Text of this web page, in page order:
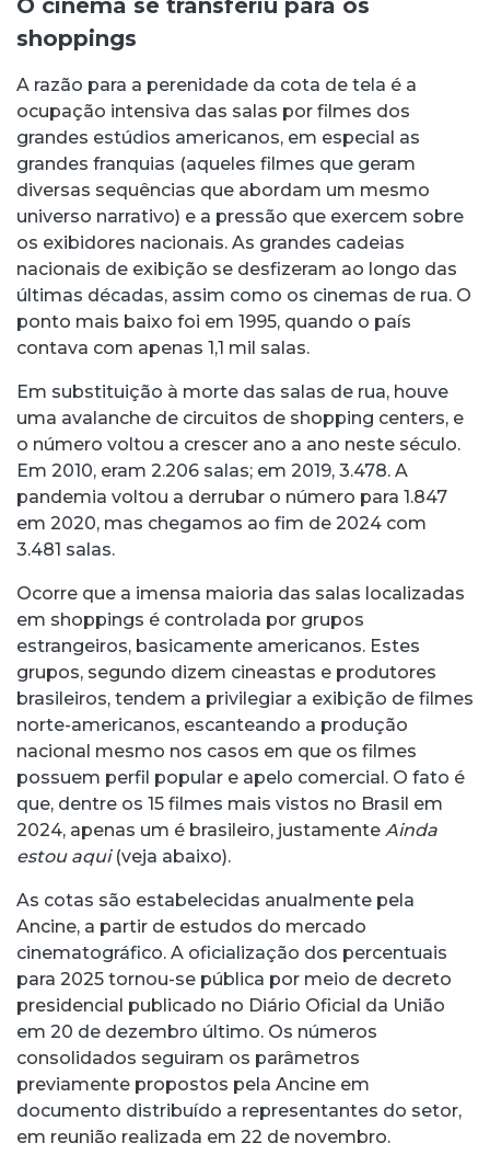
shoppings
A razão para a perenidade da cota de tela é a
ocupação intensiva das salas por filmes dos
grandes estúdios americanos, em especial as
grandes franquias (aqueles filmes que geram
diversas sequências que abordam um mesmo
universo narrativo) e a pressão que exercem sobre
os exibidores nacionais. As grandes cadeias
nacionais de exibição se desfizeram ao longo das
últimas décadas, assim como os cinemas de rua. O
ponto mais baixo foi em 1995, quando o país
contava com apenas 1,1 mil salas.
Em substituição à morte das salas de rua, houve
uma avalanche de circuitos de shopping centers, e
o número voltou a crescer ano a ano neste século.
Em 2010, eram 2.206 salas; em 2019, 3.478. A
pandemia voltou a derrubar o número para 1.847
em 2020, mas chegamos ao fim de 2024 com
3.481 salas.
Ocorre que a imensa maioria das salas localizadas
em shoppings é controlada por grupos
estrangeiros, basicamente americanos. Estes
grupos, segundo dizem cineastas e produtores
brasileiros, tendem a privilegiar a exibição de filmes
norte-americanos, escanteando a produção
nacional mesmo nos casos em que os filmes
possuem perfil popular e apelo comercial. O fato é
que, dentre os 15 filmes mais vistos no Brasil em
2024, apenas um é brasileiro, justamente Ainda
estou aqui(veja abaixo).
As cotas são estabelecidas anualmente pela
Ancine, a partir de estudos do mercado
cinematográfico. A oficialização dos percentuais
para 2025 tornou-se pública por meio de decreto
presidencial publicado no Diário Oficial da União
em 20 de dezembro último. Os números
consolidados seguiram os parâmetros
previamente propostos pela Ancine em
documento distribuído a representantes do setor,
em reunião realizada em 22 de novembro.